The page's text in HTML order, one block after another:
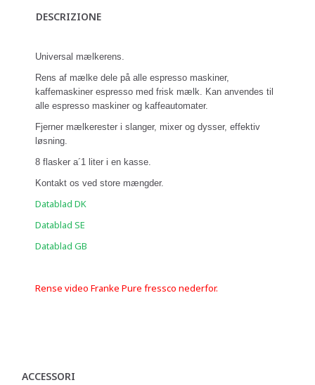
DESCRIZIONE
Universal mælkerens.
Rens af mælke dele på alle espresso maskiner,
kaffemaskiner espresso med frisk mælk. Kan anvendes til
alle espresso maskiner og kaffeautomater.
Fjerner mælkerester i slanger, mixer og dysser, effektiv
løsning.
8 flasker a´1 liter i en kasse.
Kontakt os ved store mængder.
Datablad DK
Datablad SE
Datablad GB
Rense video Franke Pure fressco nederfor.
ACCESSORI